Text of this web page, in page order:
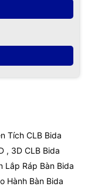
Tích CLB Bida
, 3D CLB Bida
Lắp Ráp Bàn Bida
Hành Bàn Bida